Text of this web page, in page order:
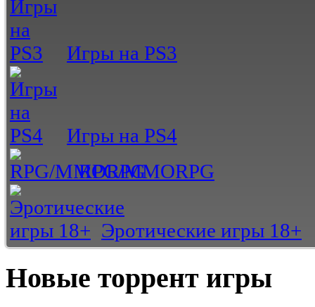
Игры на PS3
Игры на PS4
RPG/MMORPG
Эротические игры 18+
Новые торрент игры